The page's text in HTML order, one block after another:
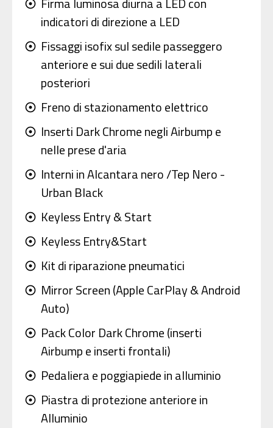
adjust
indicatori di direzione a LED
adjust Fissaggi isofix sul sedile passeggero
anteriore e sui due sedili laterali
posteriori
adjust Freno di stazionamento elettrico
adjust Inserti Dark Chrome negli Airbump e
nelle prese d'aria
adjust Interni in Alcantara nero /Tep Nero -
Urban Black
adjust Keyless Entry & Start
adjust Keyless Entry&Start
adjust Kit di riparazione pneumatici
adjust Mirror Screen (Apple CarPlay & Android
Auto)
adjust Pack Color Dark Chrome (inserti
Airbump e inserti frontali)
adjust Pedaliera e poggiapiede in alluminio
adjust Piastra di protezione anteriore in
Alluminio